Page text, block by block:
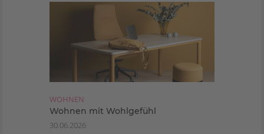
WOHNEN
Wohnen mit Wohlgefühl
30.06.2026